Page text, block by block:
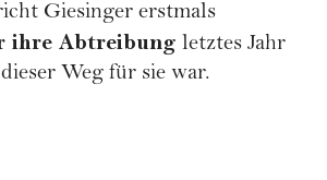
Giesinger erstmals
ihre Abtreibung letztes Jahr
Weg für sie war.